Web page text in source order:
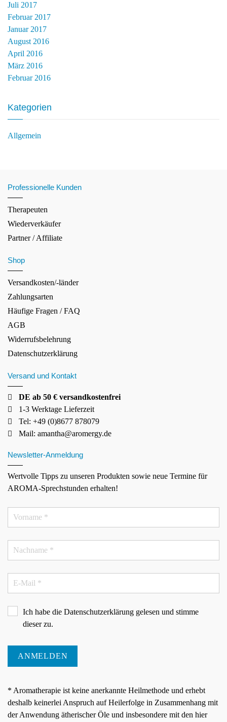
Juli 2017
Februar 2017
Januar 2017
August 2016
April 2016
März 2016
Februar 2016
Kategorien
Allgemein
Professionelle Kunden
Therapeuten
Wiederverkäufer
Partner / Affiliate
Shop
Versandkosten/-länder
Zahlungsarten
Häufige Fragen / FAQ
AGB
Widerrufsbelehrung
Datenschutzerklärung
Versand und Kontakt
DE ab 50 € versandkostenfrei
1-3 Werktage Lieferzeit
Tel: +49 (0)8677 878079
Mail: amantha@aromergy.de
Newsletter-Anmeldung
Wertvolle Tipps zu unseren Produkten sowie neue Termine für
AROMA-Sprechstunden erhalten!
Ich habe die Datenschutzerklärung gelesen und stimme
dieser zu.
ANMELDEN
* Aromatherapie ist keine anerkannte Heilmethode und erhebt
deshalb keinerlei Anspruch auf Heilerfolge in Zusammenhang mit
der Anwendung ätherischer Öle und insbesondere mit den hier